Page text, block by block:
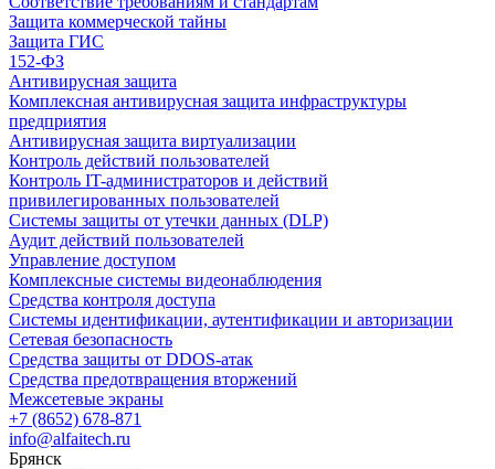
Защита коммерческой тайны
Защита ГИС
152-ФЗ
Антивирусная защита
Комплексная антивирусная защита инфраструктуры
предприятия
Антивирусная защита виртуализации
Контроль действий пользователей
Контроль IT-администраторов и действий
привилегированных пользователей
Системы защиты от утечки данных (DLP)
Аудит действий пользователей
Управление доступом
Комплексные системы видеонаблюдения
Средства контроля доступа
Системы идентификации, аутентификации и авторизации
Сетевая безопасность
Средства защиты от DDOS-атак
Средства предотвращения вторжений
Межсетевые экраны
+7 (8652) 678-871
info@alfaitech.ru
Брянск